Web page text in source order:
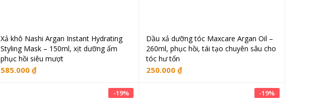
Thêm vào giỏ hàng
Xả khô Nashi Argan Instant Hydrating
Styling Mask – 150ml, xịt dưỡng ẩm
phục hồi siêu mượt
585.000 ₫
Thêm vào giỏ hàng
Dầu xả dưỡng tóc Maxcare Argan Oil –
260ml, phục hồi, tái tạo chuyên sâu cho
tóc hư tổn
250.000₫
-19% -19%